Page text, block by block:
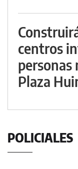
centros
Plaza
POLICIALES